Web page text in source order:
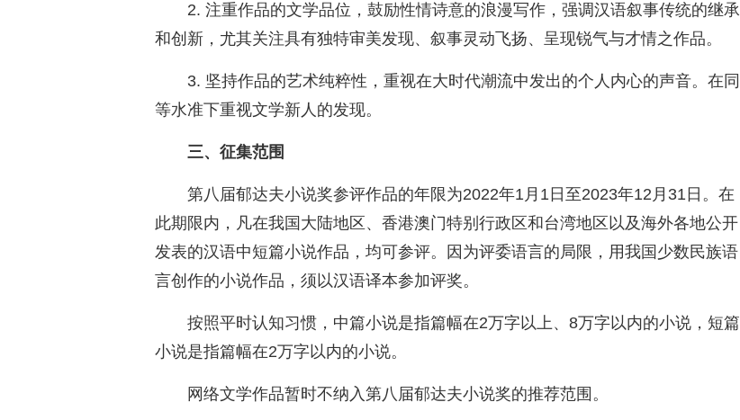
2. 注重作品的文学品位，鼓励性情诗意的浪漫写作，强调汉语叙事传统的继承
和创新，尤其关注具有独特审美发现、叙事灵动飞扬、呈现锐气与才情之作品。
3. 坚持作品的艺术纯粹性，重视在大时代潮流中发出的个人内心的声音。在同
等水准下重视文学新人的发现。
三、征集范围
第八届郁达夫小说奖参评作品的年限为2022年1月1日至2023年12月31日。在
此期限内，凡在我国大陆地区、香港澳门特别行政区和台湾地区以及海外各地公开
发表的汉语中短篇小说作品，均可参评。因为评委语言的局限，用我国少数民族语
言创作的小说作品，须以汉语译本参加评奖。
按照平时认知习惯，中篇小说是指篇幅在2万字以上、8万字以内的小说，短篇
小说是指篇幅在2万字以内的小说。
网络文学作品暂时不纳入第八届郁达夫小说奖的推荐范围。